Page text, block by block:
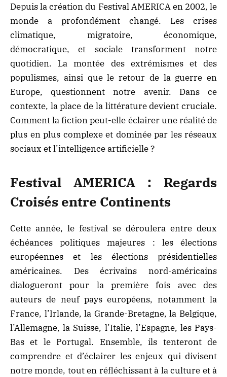
Depuis la création du Festival AMERICA en 2002, le
monde a profondément changé. Les crises
climatique, migratoire, économique,
démocratique, et sociale transforment notre
quotidien. La montée des extrémismes et des
populismes, ainsi que le retour de la guerre en
Europe, questionnent notre avenir. Dans ce
contexte, la place de la littérature devient cruciale.
Comment la fiction peut-elle éclairer une réalité de
plus en plus complexe et dominée par les réseaux
sociaux et l’intelligence artificielle ?
Festival AMERICA : Regards
Croisés entre Continents
Cette année, le festival se déroulera entre deux
échéances politiques majeures : les élections
européennes et les élections présidentielles
américaines. Des écrivains nord-américains
dialogueront pour la première fois avec des
auteurs de neuf pays européens, notamment la
France, l’Irlande, la Grande-Bretagne, la Belgique,
l’Allemagne, la Suisse, l’Italie, l’Espagne, les Pays-
Bas et le Portugal. Ensemble, ils tenteront de
comprendre et d’éclairer les enjeux qui divisent
notre monde, tout en réfléchissant à la culture et à